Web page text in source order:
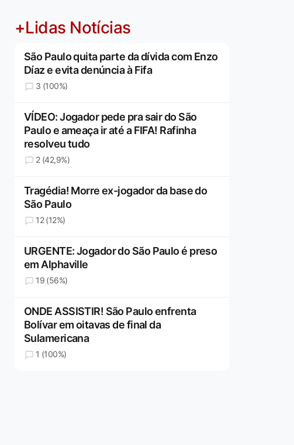
+Lidas Notícias
São Paulo quita parte da dívida com Enzo
Díaz e evita denúncia à Fifa
3 (100%)
VÍDEO: Jogador pede pra sair do São
Paulo e ameaça ir até a FIFA! Rafinha
resolveu tudo
2 (42,9%)
Tragédia! Morre ex-jogador da base do
São Paulo
12 (12%)
URGENTE: Jogador do São Paulo é preso
em Alphaville
19 (56%)
ONDE ASSISTIR! São Paulo enfrenta
Bolívar em oitavas de final da
Sulamericana
1 (100%)